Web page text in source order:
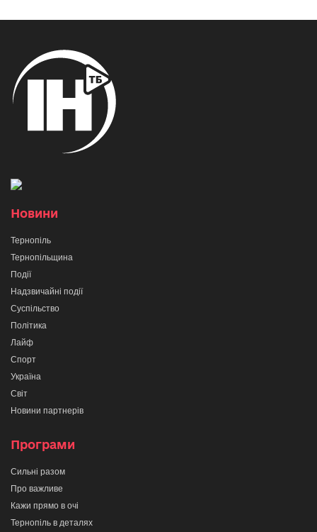
Новини
Тернопіль
Тернопільщина
Події
Надзвичайні події
Суспільство
Політика
Лайф
Спорт
Україна
Світ
Новини партнерів
Програми
Сильні разом
Про важливе
Кажи прямо в очі
Тернопіль в деталях